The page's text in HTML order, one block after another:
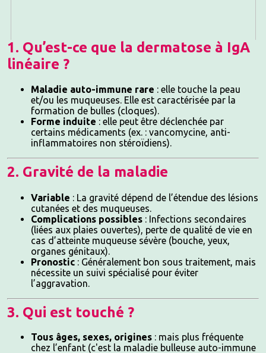
1. Qu’est-ce que la dermatose à IgA
linéaire ?
Maladie auto-immune rare : elle touche la peau
et/ou les muqueuses. Elle est caractérisée par la
formation de bulles (cloques).
Forme induite : elle peut être déclenchée par
certains médicaments (ex. : vancomycine, anti-
inflammatoires non stéroïdiens).
2. Gravité de la maladie
Variable : La gravité dépend de l’étendue des lésions
cutanées et des muqueuses.
Complications possibles : Infections secondaires
(liées aux plaies ouvertes), perte de qualité de vie en
cas d’atteinte muqueuse sévère (bouche, yeux,
organes génitaux).
Pronostic : Généralement bon sous traitement, mais
nécessite un suivi spécialisé pour éviter
l’aggravation.
3. Qui est touché ?
Tous âges, sexes, origines : mais plus fréquente
chez l’enfant (c'est la maladie bulleuse auto-immune